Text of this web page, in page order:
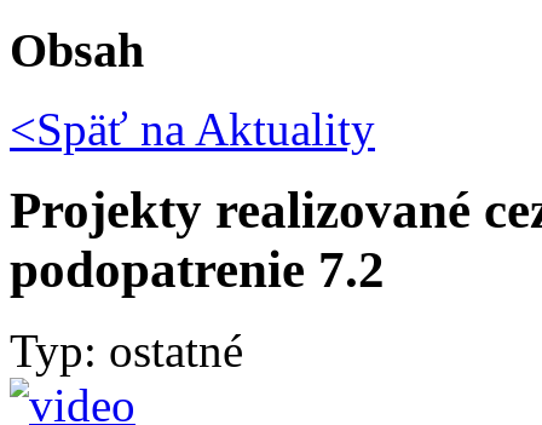
Obsah
<Späť na Aktuality
Projekty realizované
podopatrenie 7.2
Typ: ostatné